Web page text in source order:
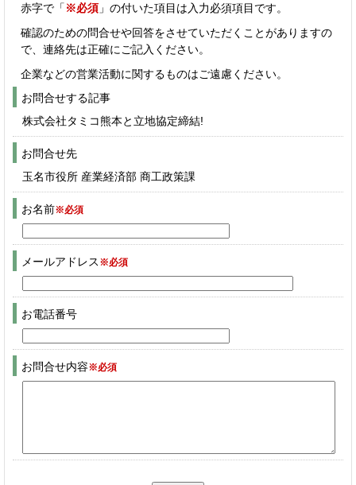
赤字で「 ※必須 」の付いた項目は入力必須項目です。
確認のための問合せや回答をさせていただくことがありますの
で、連絡先は正確にご記入ください。
企業などの営業活動に関するものはご遠慮ください。
お問合せする記事
株式会社タミコ熊本と立地協定締結!
お問合せ先
玉名市役所 産業経済部 商工政策課
お名前※必須
メールアドレス ※必須
お電話番号
お問合せ内容※必須